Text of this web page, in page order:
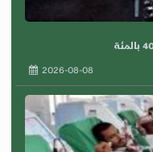
2026-08-08